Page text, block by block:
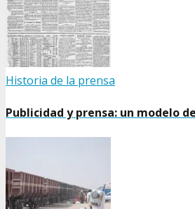
Historia de la prensa
Publicidad y prensa: un modelo